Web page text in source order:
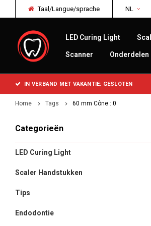
Taal/Langue/sprache NL
LED Curing Light
Scanner Onderdelen
IN VERBAND MET VAKANTIE: GESLOTEN
Home Tags 60 mm Cône : 0
Categorieën
LED Curing Light
Scaler Handstukken
Tips
Endodontie